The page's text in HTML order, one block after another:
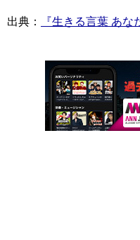
出典： 『生きる言葉 あ